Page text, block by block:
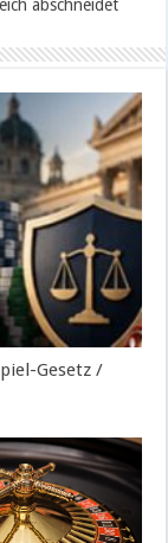
abschneidet
Gesetz /